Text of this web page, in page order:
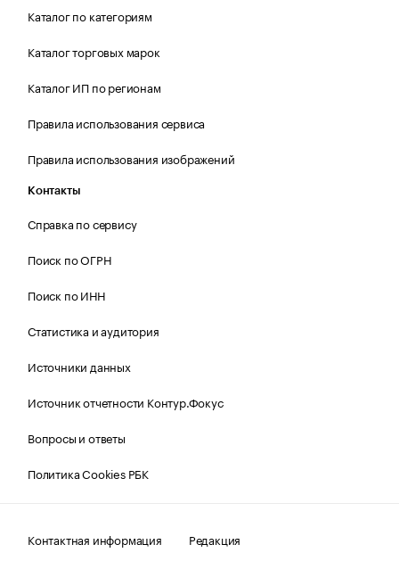
Каталог по категориям
Каталог торговых марок
Каталог ИП по регионам
Правила использования сервиса
Правила использования изображений
Контакты
Справка по сервису
Поиск по ОГРН
Поиск по ИНН
Статистика и аудитория
Источники данных
Источник отчетности Контур.Фокус
Вопросы и ответы
Политика Cookies РБК
Контактная информация Редакция